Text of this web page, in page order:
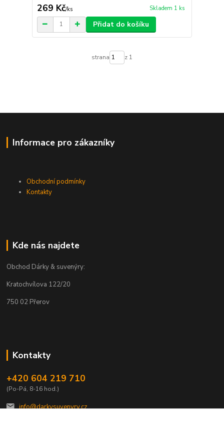
269 Kč/ks Skladem 1 ks
Přidat do košíku
strana z 1
Informace pro zákazníky
Obchodní podmínky
Kontakty
Kde nás najdete
Obchod Dárky & suvenýry:
Kratochvílova 122/20
750 02 Přerov
Kontakty
+420 604 219 710
(Po-Pá, 8-16 hod.)
info@darkysuvenyry.cz.